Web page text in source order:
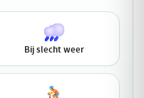
Bij slecht weer